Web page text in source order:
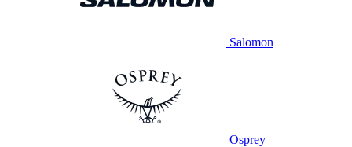
Salomon
Osprey